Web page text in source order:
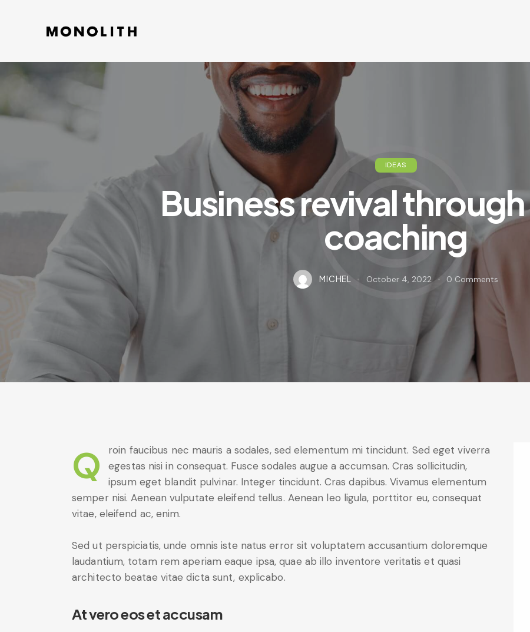
IDEAS
Business revival
coaching
MICHEL October 4, 2022 0 Comments
Qroin faucibus nec mauris a sodales, sed elementum mi tincidunt. Sed eget viverra
egestas nisi in consequat. Fusce sodales augue a accumsan. Cras sollicitudin,
ipsum eget blandit pulvinar. Integer tincidunt. Cras dapibus. Vivamus elementum
semper nisi. Aenean vulputate eleifend tellus. Aenean leo ligula, porttitor eu, consequat
vitae, eleifend ac, enim.
Sed ut perspiciatis, unde omnis iste natus error sit voluptatem accusantium doloremque
laudantium, totam rem aperiam eaque ipsa, quae ab illo inventore veritatis et quasi
architecto beatae vitae dicta sunt, explicabo.
At vero eos et accusam